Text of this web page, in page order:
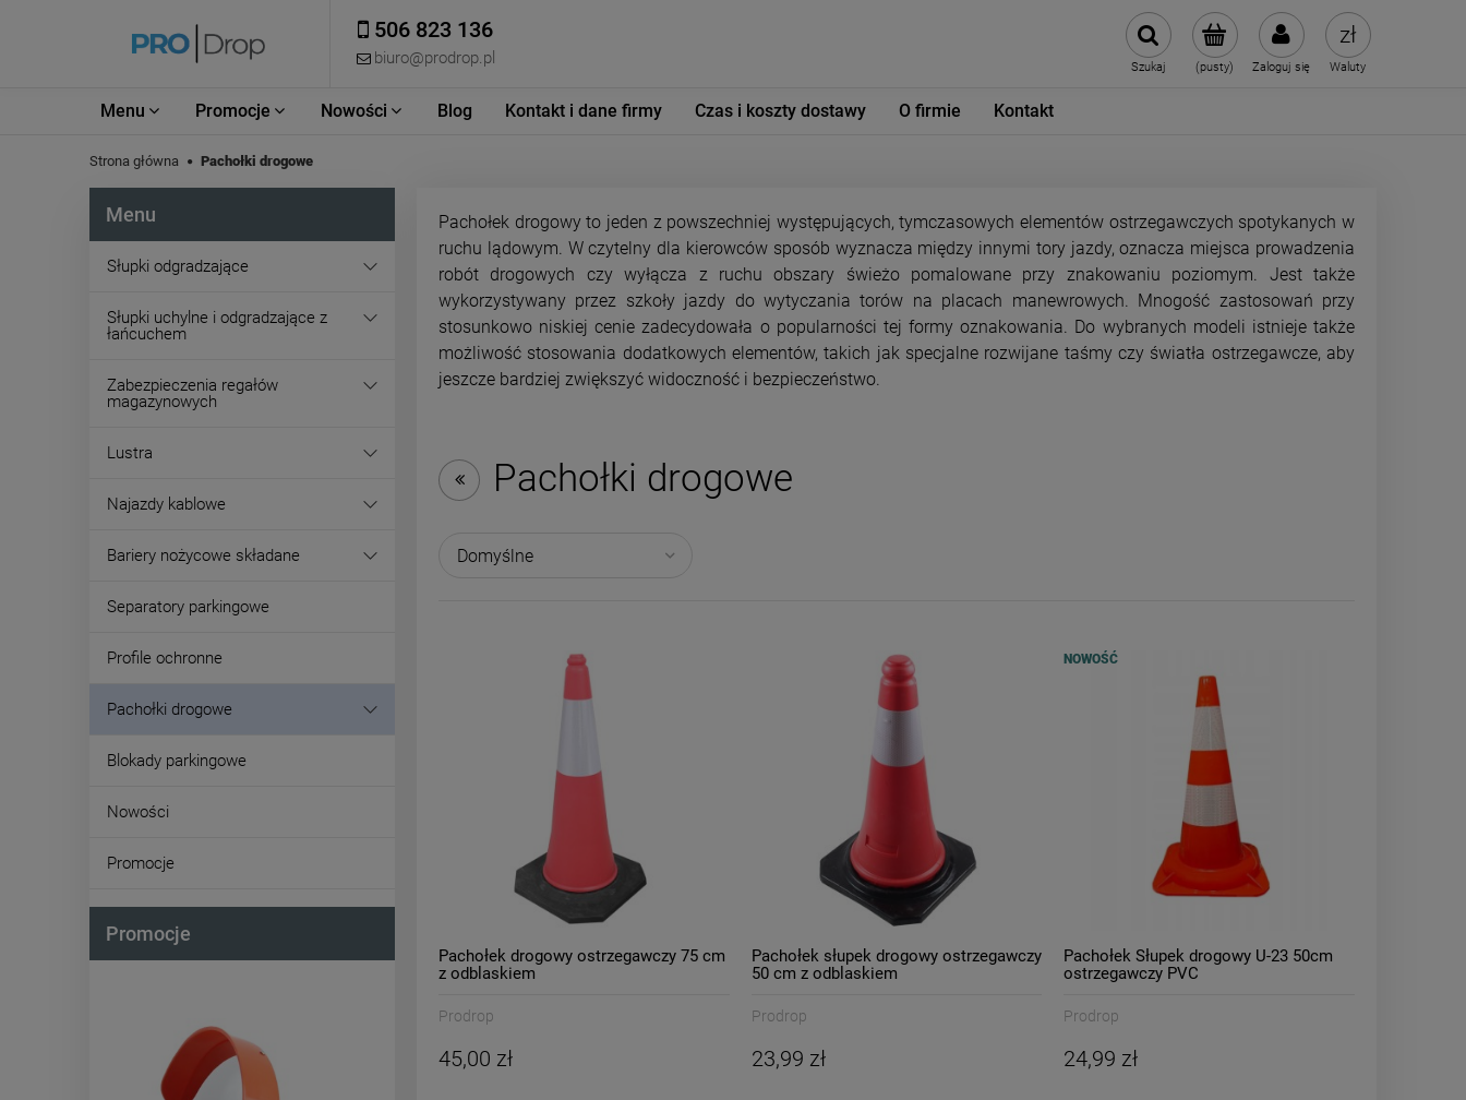
506 823 136
biuro@prodrop.pl (pusty) Zaloguj się
Szukaj Waluty
Menu Promocje Nowości Blog Kontakt i dane firmy Czas i koszty dostawy O firmie Kontakt
Strona główna Pachołki drogowe
Menu
Słupki odgradzające
Słupki uchylne i odgradzające z
łańcuchem
Zabezpieczenia regałów
magazynowych
Lustra
Najazdy kablowe
Bariery nożycowe składane
Separatory parkingowe
Profile ochronne
Pachołki drogowe
Blokady parkingowe
Nowości
Promocje
Promocje
Pachołek drogowy to jeden z powszechniej występujących, tymczasowych elementów ostrzegawczych spotykanych w
ruchu lądowym. W czytelny dla kierowców sposób wyznacza między innymi tory jazdy, oznacza miejsca prowadzenia
robót drogowych czy wyłącza z ruchu obszary świeżo pomalowane przy znakowaniu poziomym. Jest także
wykorzystywany przez szkoły jazdy do wytyczania torów na placach manewrowych. Mnogość zastosowań przy
stosunkowo niskiej cenie zadecydowała o popularności tej formy oznakowania. Do wybranych modeli istnieje także
możliwość stosowania dodatkowych elementów, takich jak specjalne rozwijane taśmy czy światła ostrzegawcze, aby
jeszcze bardziej zwiększyć widoczność i bezpieczeństwo.
Pachołki drogowe
Pachołek drogowy ostrzegawczy 75 cm
z odblaskiem
Prodrop
45,00 zł
Pachołek słupek drogowy ostrzegawczy
50 cm z odblaskiem
Prodrop
23,99 zł
Pachołek Słupek drogowy U-23 50cm
ostrzegawczy PVC
Prodrop
24,99 zł
NOWOŚĆ